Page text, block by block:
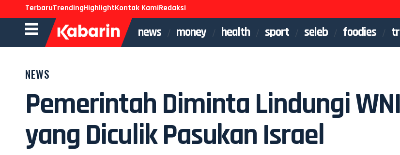
TerbaruTrendingHighlightKontak KamiRedaksi
news money health sport seleb foodies
NEWS
Pemerintah Diminta Lindungi WNI
yang Diculik Pasukan Israel